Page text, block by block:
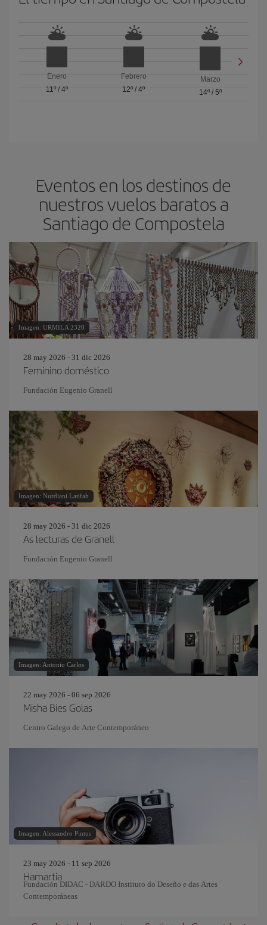
Enero
11º/ 4º
Febrero
12º/ 4º
Marzo
14º/ 5º
Eventos en los destinos de
nuestros vuelos baratos a
Santiago de Compostela
Imagen: URMILA 2320
28 may 2026 - 31 dic 2026
Feminino doméstico
Fundación Eugenio Granell
Imagen: Nurdiani Latifah
28 may 2026 - 31 dic 2026
As lecturas de Granell
Fundación Eugenio Granell
Imagen: Antonio Carlos
22 may 2026 - 06 sep 2026
Misha Bies Golas
Centro Galego de Arte Contemporáneo
Imagen: Alessandro Pintus
23 may 2026 - 11 sep 2026
Hamartia
Fundación DIDAC - DARDO Instituto do Deseño e das Artes
Contemporáneas